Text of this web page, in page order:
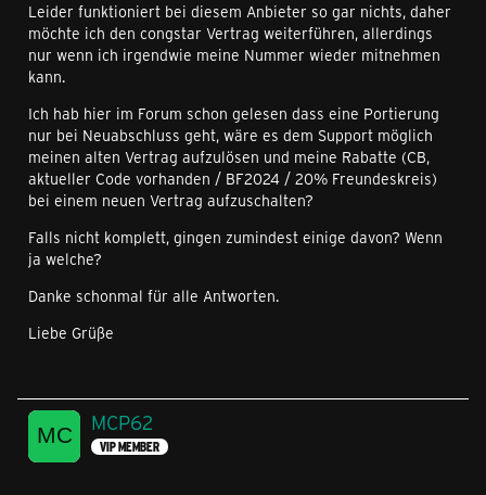
Leider funktioniert bei diesem Anbieter so gar nichts, daher
möchte ich den congstar Vertrag weiterführen, allerdings
nur wenn ich irgendwie meine Nummer wieder mitnehmen
kann.
Ich hab hier im Forum schon gelesen dass eine Portierung
nur bei Neuabschluss geht, wäre es dem Support möglich
meinen alten Vertrag aufzulösen und meine Rabatte (CB,
aktueller Code vorhanden / BF2024 / 20% Freundeskreis)
bei einem neuen Vertrag aufzuschalten?
Falls nicht komplett, gingen zumindest einige davon? Wenn
ja welche?
Danke schonmal für alle Antworten.
Liebe Grüße
MCP62
VIP MEMBER